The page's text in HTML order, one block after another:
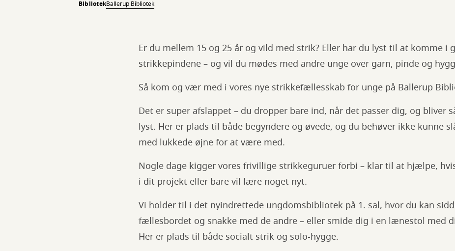
BibliotekBallerup Bibliotek
Er du mellem 15 og 25 år og vild med strik? Eller har du lyst til at komme i
strikkepindene – og vil du mødes med andre unge over garn, pinde og
Så kom og vær med i vores nye strikkefællesskab for unge på Ballerup
Det er super afslappet – du dropper bare ind, når det passer dig, og bliver
lyst. Her er plads til både begyndere og øvede, og du behøver ikke kunne
med lukkede øjne for at være med.
Nogle dage kigger vores frivillige strikkeguruer forbi – klar til at hjælpe,
i dit projekt eller bare vil lære noget nyt.
Vi holder til i det nyindrettede ungdomsbibliotek på 1. sal, hvor du kan
fællesbordet og snakke med de andre – eller smide dig i en lænestol med
Her er plads til både socialt strik og solo-hygge.